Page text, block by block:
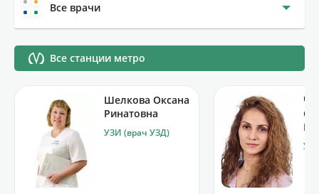
Все врачи
Все станции метро
Шелкова Оксана
Ринатовна
УЗИ (врач УЗД)